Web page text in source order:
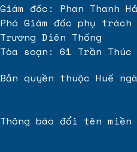
Giám đốc: Phan Thanh
Phó Giám đốc phụ
Trương Diên Thống
Tòa soạn: 61 Trần Thúc
Bản quyền thuộc Huế
Thông báo đổi tên miền